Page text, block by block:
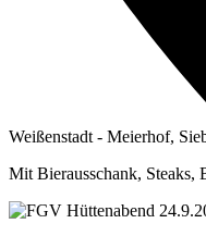
Weißenstadt - Meierhof,
Mit Bierausschank, Steaks,